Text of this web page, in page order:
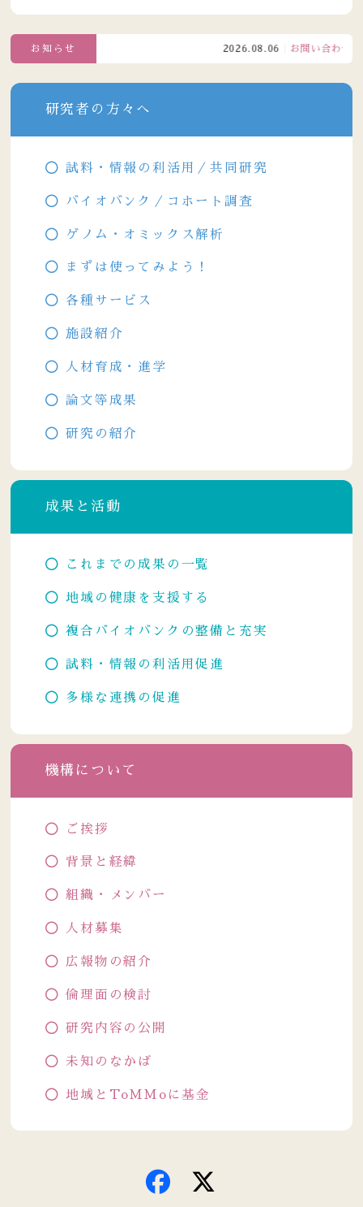
お知らせ 2026.08.06 お問い合わせ
研究者の方々へ
試料・情報の利活用／共同研究
バイオバンク／コホート調査
ゲノム・オミックス解析
まずは使ってみよう！
各種サービス
施設紹介
人材育成・進学
論文等成果
研究の紹介
成果と活動
これまでの成果の一覧
地域の健康を支援する
複合バイオバンクの整備と充実
試料・情報の利活用促進
多様な連携の促進
機構について
ご挨拶
背景と経緯
組織・メンバー
人材募集
広報物の紹介
倫理面の検討
研究内容の公開
未知のなかば
地域とToMMoに基金